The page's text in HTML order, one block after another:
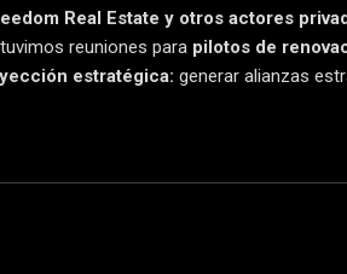
Real Estate y otros actores
reuniones para pilotos de
estratégica: generar alianzas